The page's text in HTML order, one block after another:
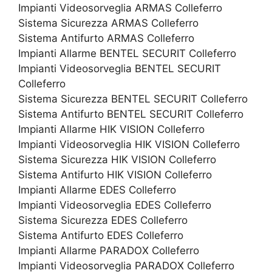
Impianti Videosorveglia ARMAS Colleferro
Sistema Sicurezza ARMAS Colleferro
Sistema Antifurto ARMAS Colleferro
Impianti Allarme BENTEL SECURIT Colleferro
Impianti Videosorveglia BENTEL SECURIT
Colleferro
Sistema Sicurezza BENTEL SECURIT Colleferro
Sistema Antifurto BENTEL SECURIT Colleferro
Impianti Allarme HIK VISION Colleferro
Impianti Videosorveglia HIK VISION Colleferro
Sistema Sicurezza HIK VISION Colleferro
Sistema Antifurto HIK VISION Colleferro
Impianti Allarme EDES Colleferro
Impianti Videosorveglia EDES Colleferro
Sistema Sicurezza EDES Colleferro
Sistema Antifurto EDES Colleferro
Impianti Allarme PARADOX Colleferro
Impianti Videosorveglia PARADOX Colleferro